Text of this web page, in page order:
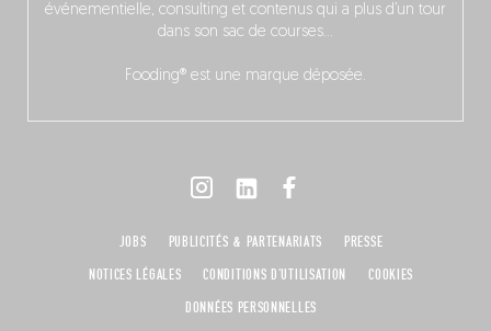
événementielle, consulting et contenus qui a plus d’un tour
dans son sac de courses…
Fooding® est une marque déposée.
JOBS PUBLICITÉS & PARTENARIATS
PRESSE
NOTICES LÉGALES
CONDITIONS D'UTILISATION
COOKIES
DONNÉES PERSONNELLES